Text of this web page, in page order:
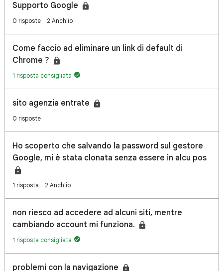
Supporto Google
0 risposte 2 Anch'io
Come faccio ad eliminare un link di default di
Chrome ?
1 risposta consigliata
sito agenzia entrate
0 risposte
Ho scoperto che salvando la password sul gestore
Google, mi è stata clonata senza essere in alcu pos
1 risposta 2 Anch'io
non riesco ad accedere ad alcuni siti, mentre
cambiando account mi funziona.
1 risposta consigliata
problemi con la navigazione